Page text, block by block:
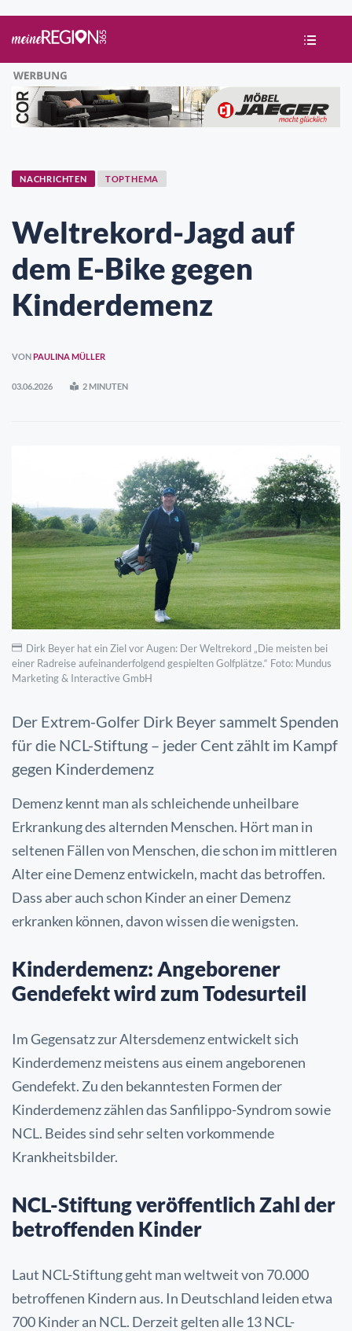
NACHRICHTEN TOPTHEMA
Weltrekord-Jagd auf
dem E-Bike gegen
Kinderdemenz
VONPAULINA MÜLLER
03.06.2026 2 MINUTEN
Dirk Beyer hat ein Ziel vor Augen: Der Weltrekord „Die meisten bei
einer Radreise aufeinanderfolgend gespielten Golfplätze.“ Foto: Mundus
Marketing & Interactive GmbH
Der Extrem-Golfer Dirk Beyer sammelt Spenden
für die NCL-Stiftung – jeder Cent zählt im Kampf
gegen Kinderdemenz
Demenz kennt man als schleichende unheilbare
Erkrankung des alternden Menschen. Hört man in
seltenen Fällen von Menschen, die schon im mittleren
Alter eine Demenz entwickeln, macht das betroffen.
Dass aber auch schon Kinder an einer Demenz
erkranken können, davon wissen die wenigsten.
Kinderdemenz: Angeborener
Gendefekt wird zum Todesurteil
Im Gegensatz zur Altersdemenz entwickelt sich
Kinderdemenz meistens aus einem angeborenen
Gendefekt. Zu den bekanntesten Formen der
Kinderdemenz zählen das Sanfilippo-Syndrom sowie
NCL. Beides sind sehr selten vorkommende
Krankheitsbilder.
NCL-Stiftung veröffentlich Zahl der
betroffenden Kinder
Laut NCL-Stiftung geht man weltweit von 70.000
betroffenen Kindern aus. In Deutschland leiden etwa
700 Kinder an NCL. Derzeit gelten alle 13 NCL-